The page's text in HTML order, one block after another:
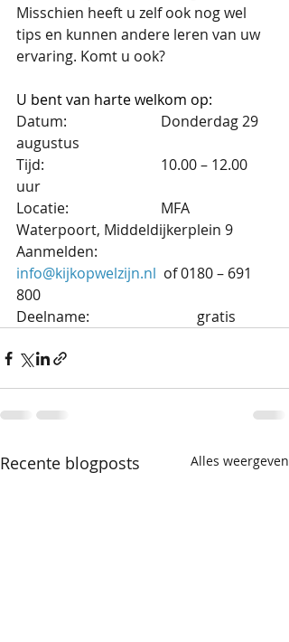
Misschien heeft u zelf ook nog wel
tips en kunnen andere leren van uw
ervaring. Komt u ook?
U bent van harte welkom op:
Datum:                         	Donderdag 29
augustus
Tijd:                             	10.00 – 12.00
uur
Locatie:                        	MFA
Waterpoort, Middeldijkerplein 9
info@kijkopwelzijn.nl of 0180 – 691
800
Deelname:                    	gratis
Recente blogposts Alles weergeven